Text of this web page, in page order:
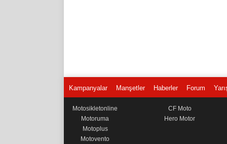
Kampanyalar Manşetler Haberler Forum
Motosikletonline
Motoruma
Motoplus
Motovento
CF Moto
Hero Motor